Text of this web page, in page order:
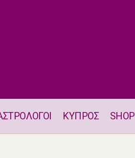
ΚΥΠΡΟΣ SHOP